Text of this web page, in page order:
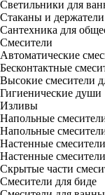
Светильники для
Стаканы и
Сантехника для
Смесители
Автоматические
Бесконтактные
Высокие смесители
Гигиенические души
Изливы
Напольные
Напольные
Настенные
Настенные
Скрытые части
Смесители для биде